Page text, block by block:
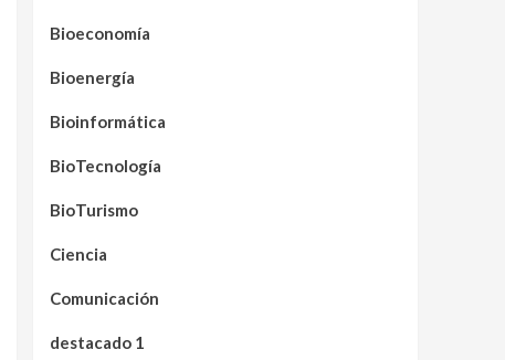
Bioeconomía
Bioenergía
Bioinformática
BioTecnología
BioTurismo
Ciencia
Comunicación
destacado 1